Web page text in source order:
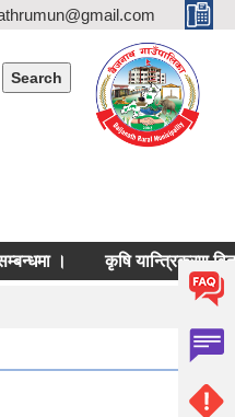
। कृषि यान्त्रिकरण वितरण